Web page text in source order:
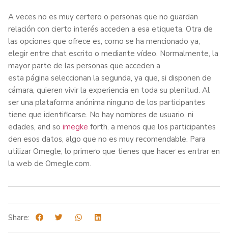
A veces no es muy certero o personas que no guardan
relación con cierto interés acceden a esa etiqueta. Otra de
las opciones que ofrece es, como se ha mencionado ya,
elegir entre chat escrito o mediante vídeo. Normalmente, la
mayor parte de las personas que acceden a
esta página seleccionan la segunda, ya que, si disponen de
cámara, quieren vivir la experiencia en toda su plenitud. Al
ser una plataforma anónima ninguno de los participantes
tiene que identificarse. No hay nombres de usuario, ni
edades, and so imegke forth. a menos que los participantes
den esos datos, algo que no es muy recomendable. Para
utilizar Omegle, lo primero que tienes que hacer es entrar en
la web de Omegle.com.
Share: